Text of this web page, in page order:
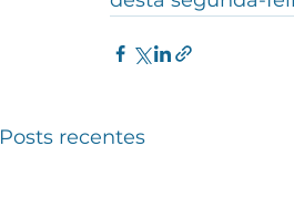
Posts recentes